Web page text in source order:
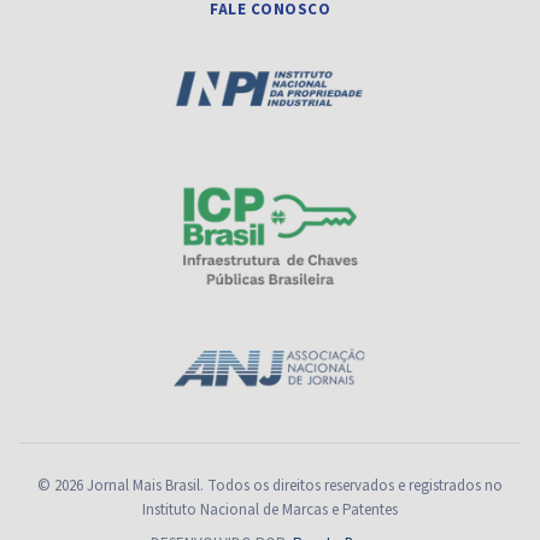
FALE CONOSCO
© 2026 Jornal Mais Brasil. Todos os direitos reservados e registrados no
Instituto Nacional de Marcas e Patentes